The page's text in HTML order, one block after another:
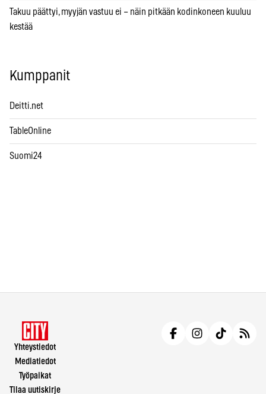
Takuu päättyi, myyjän vastuu ei – näin pitkään kodinkoneen kuuluu
kestää
Kumppanit
Deitti.net
TableOnline
Suomi24
Yhteystiedot
Mediatiedot
Työpaikat
Tilaa uutiskirje